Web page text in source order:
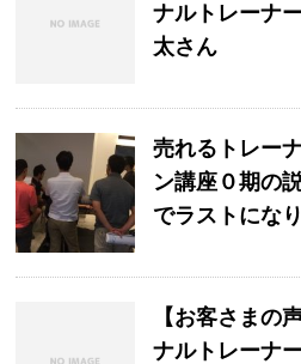
ナルトレーナ
太さん
売れるトレー
ン講座０期の
でラストにな
【お客さまの
ナルトレーナ